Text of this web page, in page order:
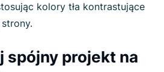
kolory tła kontrastujące
spójny projekt na